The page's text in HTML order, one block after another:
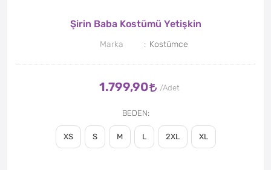
Şirin Baba Kostümü Yetişkin
Marka Kostümce
1.799,90
BEDEN
XS S M L 2XL XL